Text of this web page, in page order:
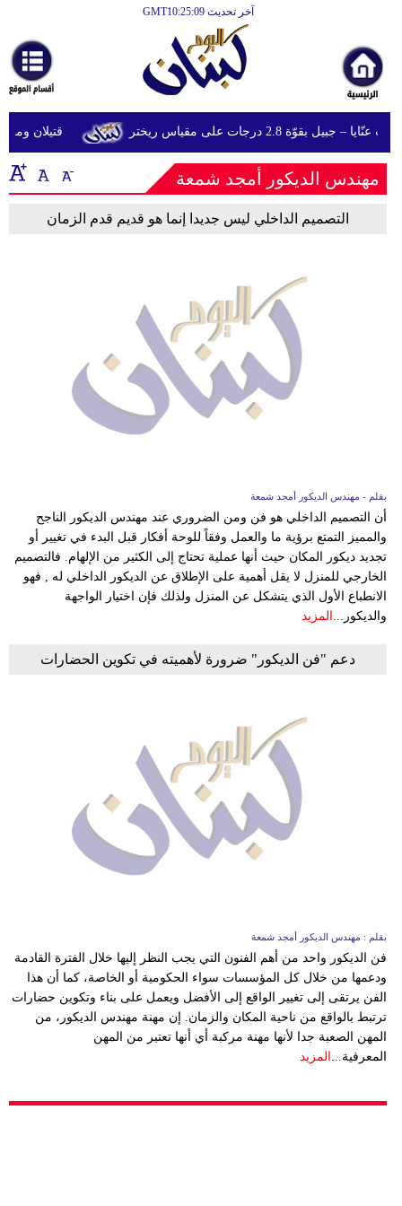
آخر تحديث GMT10:25:09
أخبارعاجلة
رياضة
ثقافة
إقتصاد
إعلام
تعليم
إسلامية
قتيلان ومصابون جراء 14 غارة جبيل بقوّة 2.8 درجات على مقياس ريختر
مهندس الديكور أمجد شمعة
التصميم الداخلي ليس جديدا إنما هو قديم قدم الزمان
بقلم - مهندس الديكور أمجد شمعة
أن التصميم الداخلي هو فن ومن الضروري عند مهندس الديكور الناجح
والمميز التمتع برؤية ما والعمل وفقاً للوحة أفكار قبل البدء في تغيير أو
تجديد ديكور المكان حيث أنها عملية تحتاج إلى الكثير من الإلهام. فالتصميم
الخارجي للمنزل لا يقل أهمية على الإطلاق عن الديكور الداخلي له , فهو
الانطباع الأول الذي يتشكل عن المنزل ولذلك فإن اختيار الواجهة
والديكور... المزيد
دعم "فن الديكور" ضرورة لأهميته في تكوين الحضارات
بقلم : مهندس الديكور أمجد شمعة
فن الديكور واحد من أهم الفنون التي يجب النظر إليها خلال الفترة القادمة
ودعمها من خلال كل المؤسسات سواء الحكومية أو الخاصة، كما أن هذا
الفن يرتقى إلى تغيير الواقع إلى الأفضل ويعمل على بناء وتكوين حضارات
ترتبط بالواقع من ناحية المكان والزمان. إن مهنة مهندس الديكور، من
المهن الصعبة جدا لأنها مهنة مركبة أي أنها تعتبر من المهن
المعرفية... المزيد